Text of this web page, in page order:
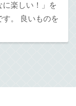
に楽しい！」を
。 良いものを